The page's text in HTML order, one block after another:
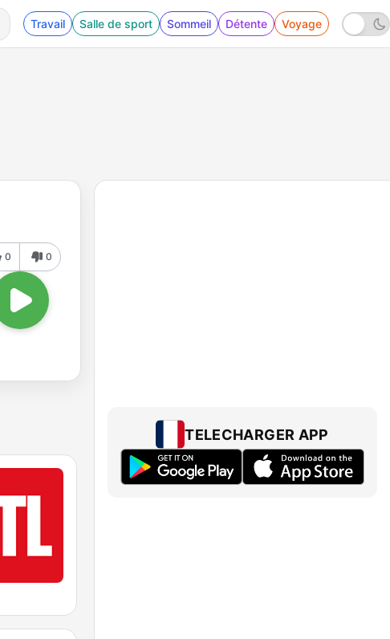
Travail Salle de sport Sommeil Détente Voyage
0 0
TELECHARGER APP